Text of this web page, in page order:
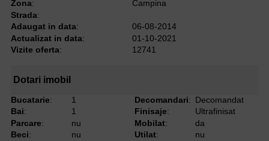
Zona:
Campina
Strada:
Adaugat in data:
06-08-2014
Actualizat in data:
01-10-2021
Vizite oferta: 12741
Dotari imobil
Bucatarie:
1
Bai:
1
Parcare:
nu
Beci: nu
Decomandari: Decomandat
Finisaje:
Ultrafinisat
Mobilat:
da
Utilat:
nu